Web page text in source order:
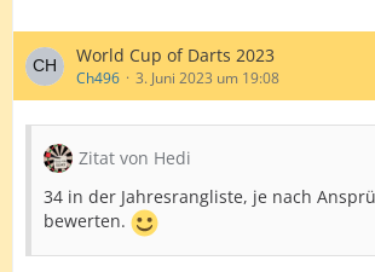
World Cup of Darts 2023
Ch496 3. Juni 2023 um 19:08
Zitat von Hedi
34 in der Jahresrangliste, je nach
bewerten.